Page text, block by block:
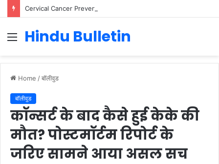
Menu
Hindu Bulletin
Home /बॉलीवुड
बॉलीवुड
कॉन्सर्ट के बाद कैसे हुई केके की
मौत? पोस्टमॉर्टम रिपोर्ट के
जरिए सामने आया असल सच